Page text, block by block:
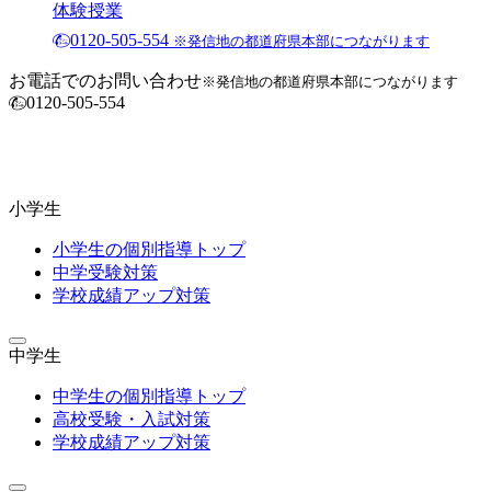
体験授業
0120-505-554 ※発信地の都道府県本部につながります
お電話でのお問い合わせ※発信地の都道府県本部につながります
0120-505-554
小学生
小学生の個別指導トップ
中学受験対策
学校成績アップ対策
中学生
中学生の個別指導トップ
高校受験・入試対策
学校成績アップ対策